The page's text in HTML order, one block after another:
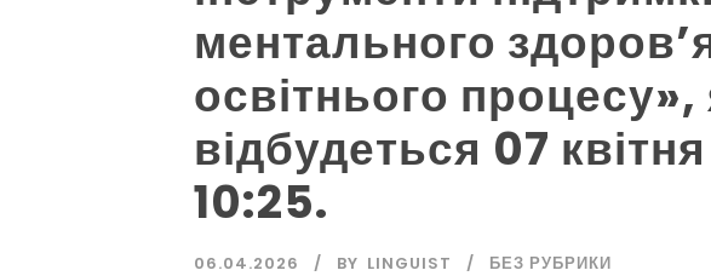
ментального
освітнього процесу»,
відбудеться 07
10:25.
06.04.2026 BY LINGUIST БЕЗ РУБРИКИ
Травень
Березень